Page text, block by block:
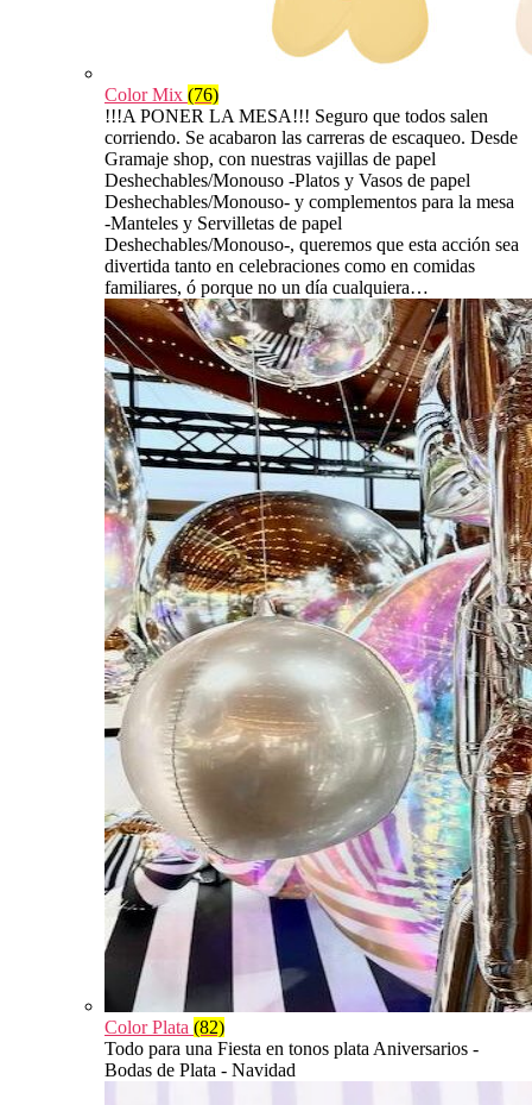
Color Mix (76)
!!!A PONER LA MESA!!! Seguro que todos salen
corriendo. Se acabaron las carreras de escaqueo. Desde
Gramaje shop, con nuestras vajillas de papel
Deshechables/Monouso -Platos y Vasos de papel
Deshechables/Monouso- y complementos para la mesa
-Manteles y Servilletas de papel
Deshechables/Monouso-, queremos que esta acción sea
divertida tanto en celebraciones como en comidas
familiares, ó porque no un día cualquiera…
Color Plata (82)
Todo para una Fiesta en tonos plata Aniversarios -
Bodas de Plata - Navidad